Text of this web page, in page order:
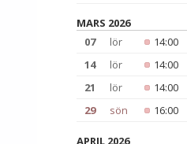
MARS 2026
07
lör 14:00
14
lör 14:00
21
lör 14:00
29
sön 16:00
APRIL 2026